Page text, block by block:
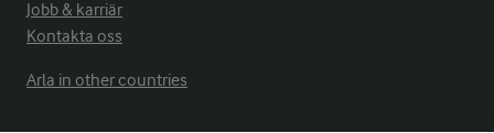
Jobb & karriär
Kontakta oss
Arla in other countries